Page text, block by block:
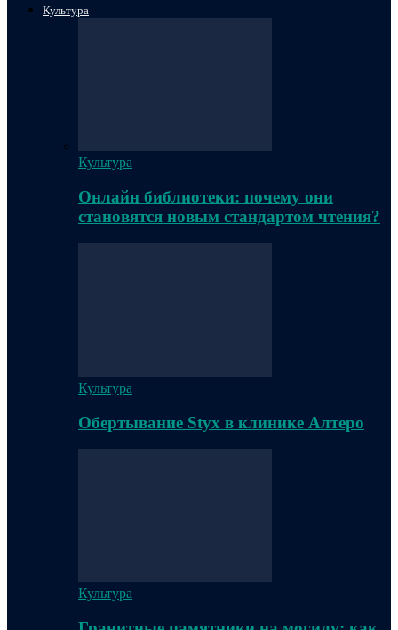
Культура
Культура
Онлайн библиотеки: почему они
становятся новым стандартом чтения?
Культура
Обертывание Styx в клинике Алтеро
Культура